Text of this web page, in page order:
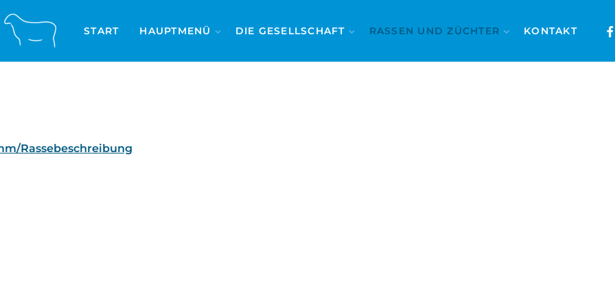
START HAUPTMENÜ DIE GESELLSCHAFT RASSEN UND ZÜCHTER KONTAKT
Rassebeschreibung